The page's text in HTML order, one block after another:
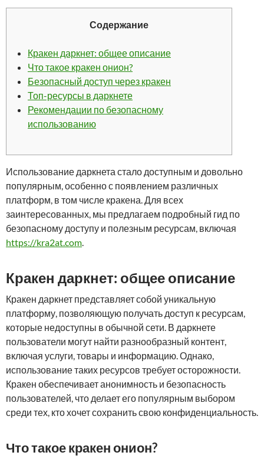
Содержание
Кракен даркнет: общее описание
Что такое кракен онион?
Безопасный доступ через кракен
Топ-ресурсы в даркнете
Рекомендации по безопасному
использованию
Использование даркнета стало доступным и довольно
популярным, особенно с появлением различных
платформ, в том числе кракена. Для всех
заинтересованных, мы предлагаем подробный гид по
безопасному доступу и полезным ресурсам, включая
https://kra2at.com.
Кракен даркнет: общее описание
Кракен даркнет представляет собой уникальную
платформу, позволяющую получать доступ к ресурсам,
которые недоступны в обычной сети. В даркнете
пользователи могут найти разнообразный контент,
включая услуги, товары и информацию. Однако,
использование таких ресурсов требует осторожности.
Кракен обеспечивает анонимность и безопасность
пользователей, что делает его популярным выбором
среди тех, кто хочет сохранить свою конфиденциальность.
Что такое кракен онион?